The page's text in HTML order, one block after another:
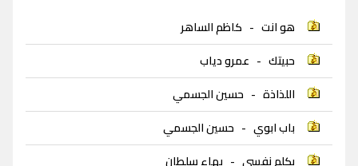
هو انت - كاظم الساهر
حبيتك - عمرو دياب
اللذاذة - حسين الجسمي
باب ابوي - حسين الجسمي
بكلم نفسي - بهاء سلطان